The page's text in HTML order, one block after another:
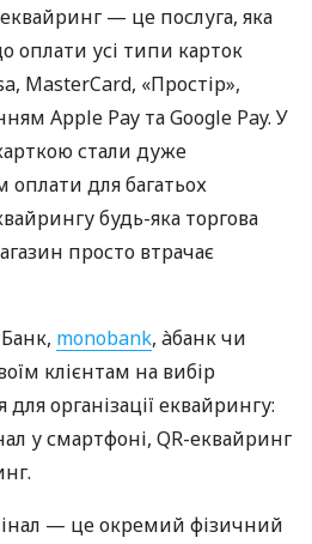
— це послуга, яка
оплати усі типи карток
MasterCard, «Простір»,
Apple Pay та Google Pay. У
стали дуже
для багатьох
будь-яка торгова
просто втрачає
monobank, àбанк чи
клієнтам на вибір
організації еквайрингу:
у смартфоні, QR-еквайринг
— це окремий фізичний